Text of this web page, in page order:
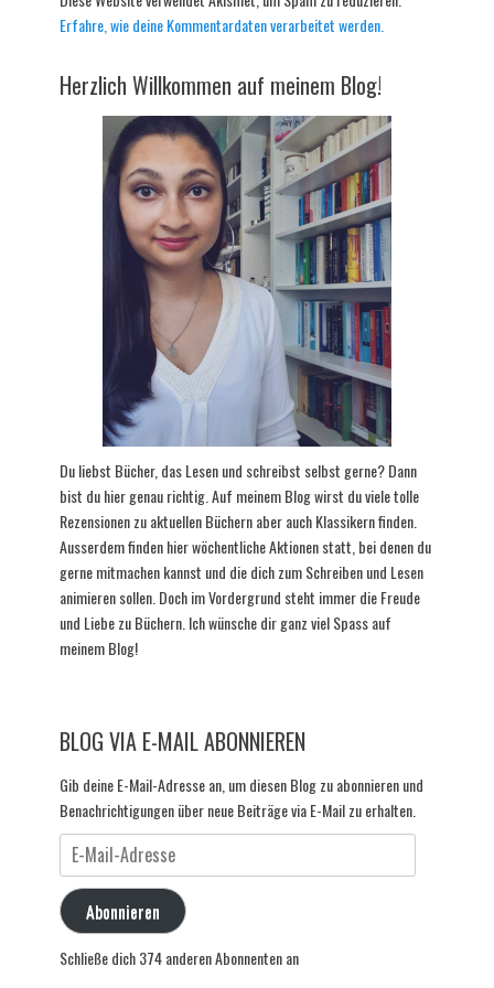
Erfahre, wie deine Kommentardaten verarbeitet werden.
Herzlich Willkommen auf meinem Blog!
Du liebst Bücher, das Lesen und schreibst selbst gerne? Dann
bist du hier genau richtig. Auf meinem Blog wirst du viele tolle
Rezensionen zu aktuellen Büchern aber auch Klassikern finden.
Ausserdem finden hier wöchentliche Aktionen statt, bei denen du
gerne mitmachen kannst und die dich zum Schreiben und Lesen
animieren sollen. Doch im Vordergrund steht immer die Freude
und Liebe zu Büchern. Ich wünsche dir ganz viel Spass auf
meinem Blog!
BLOG VIA E-MAIL ABONNIEREN
Gib deine E-Mail-Adresse an, um diesen Blog zu abonnieren und
Benachrichtigungen über neue Beiträge via E-Mail zu erhalten.
Mail-
Adresse
Abonnieren
Schließe dich 374 anderen Abonnenten an